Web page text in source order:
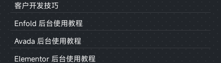
客户开发技巧
Enfold 后台使用教程
Avada 后台使用教程
Elementor 后台使用教程